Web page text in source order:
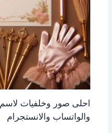
احلى صور وخلفيات
والواتساب والانستجرام